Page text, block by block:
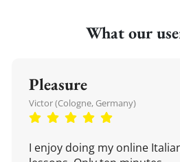
What our
Pleasure
Victor (Cologne, Germany)
I enjoy doing my online